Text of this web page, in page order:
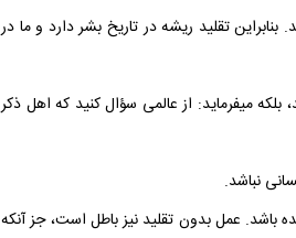
تقليد ريشه در تاريخ بشر دارد و ما در
از هر عالمى سؤال كنيد، بلكه مي‏فرمايد: از عالمى سؤال كنيد كه اهل ذكر
نباشد.
باشد. عمل بدون تقليد نيز باطل است، جز آنكه